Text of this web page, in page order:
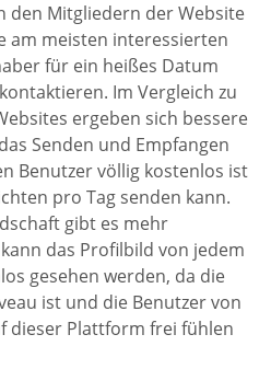
den Mitgliedern der Website
am meisten interessierten
für ein heißes Datum
Im Vergleich zu
ergeben sich bessere
Senden und Empfangen
Benutzer völlig kostenlos ist
pro Tag senden kann.
gibt es mehr
das Profilbild von jedem
gesehen werden, da die
ist und die Benutzer von
dieser Plattform frei fühlen